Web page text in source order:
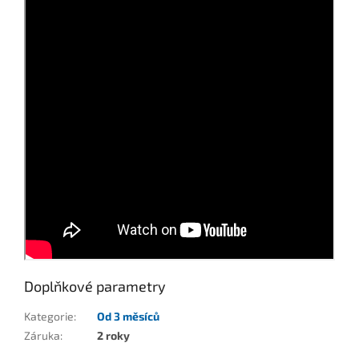
Doplňkové parametry
Kategorie:
Od 3 měsíců
Záruka:
2 roky